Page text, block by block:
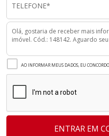
AO INFORMAR MEUS DADOS, EU